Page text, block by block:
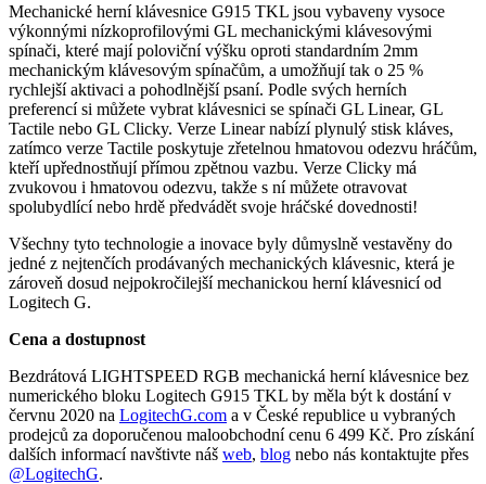
Mechanické herní klávesnice G915 TKL jsou vybaveny vysoce
výkonnými nízkoprofilovými GL mechanickými klávesovými
spínači, které mají poloviční výšku oproti standardním 2mm
mechanickým klávesovým spínačům, a umožňují tak o 25 %
rychlejší aktivaci a pohodlnější psaní. Podle svých herních
preferencí si můžete vybrat klávesnici se spínači GL Linear, GL
Tactile nebo GL Clicky. Verze Linear nabízí plynulý stisk kláves,
zatímco verze Tactile poskytuje zřetelnou hmatovou odezvu hráčům,
kteří upřednostňují přímou zpětnou vazbu. Verze Clicky má
zvukovou i hmatovou odezvu, takže s ní můžete otravovat
spolubydlící nebo hrdě předvádět svoje hráčské dovednosti!
Všechny tyto technologie a inovace byly důmyslně vestavěny do
jedné z nejtenčích prodávaných mechanických klávesnic, která je
zároveň dosud nejpokročilejší mechanickou herní klávesnicí od
Logitech G.
Cena a dostupnost
Bezdrátová LIGHTSPEED RGB mechanická herní klávesnice bez
numerického bloku Logitech G915 TKL by měla být k dostání v
červnu 2020 na LogitechG.com a v České republice u vybraných
prodejců za doporučenou maloobchodní cenu 6 499 Kč. Pro získání
dalších informací navštivte náš web, blog nebo nás kontaktujte přes
@LogitechG.